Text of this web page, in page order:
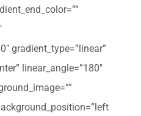
gradient_type=”linear”
linear_angle=”180″